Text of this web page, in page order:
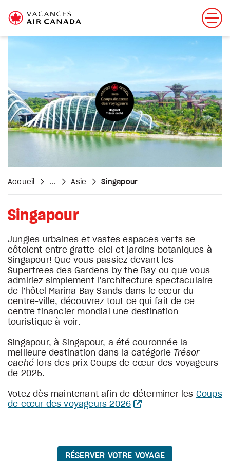
Accueil ... Asie Singapour
Singapour
Jungles urbaines et vastes espaces verts se
côtoient entre gratte-ciel et jardins botaniques à
Singapour! Que vous passiez devant les
Supertrees des Gardens by the Bay ou que vous
admiriez simplement l’architecture spectaculaire
de l’hôtel Marina Bay Sands dans le cœur du
centre-ville, découvrez tout ce qui fait de ce
centre financier mondial une destination
touristique à voir.
Singapour, à Singapour, a été couronnée la
meilleure destination dans la catégorie Trésor
caché lors des prix Coups de cœur des voyageurs
de 2025.
Votez dès maintenant afin de déterminer les Coups
de cœur des voyageurs 2026
RÉSERVER VOTRE VOYAGE